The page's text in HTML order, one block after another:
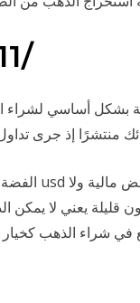
17‏‏/11‏‏/1438 بعد الهجرة
بشكل أساسي لشراء
تداول أكثر من 62 مليون دولار من
قليلة يعني لا يمكن